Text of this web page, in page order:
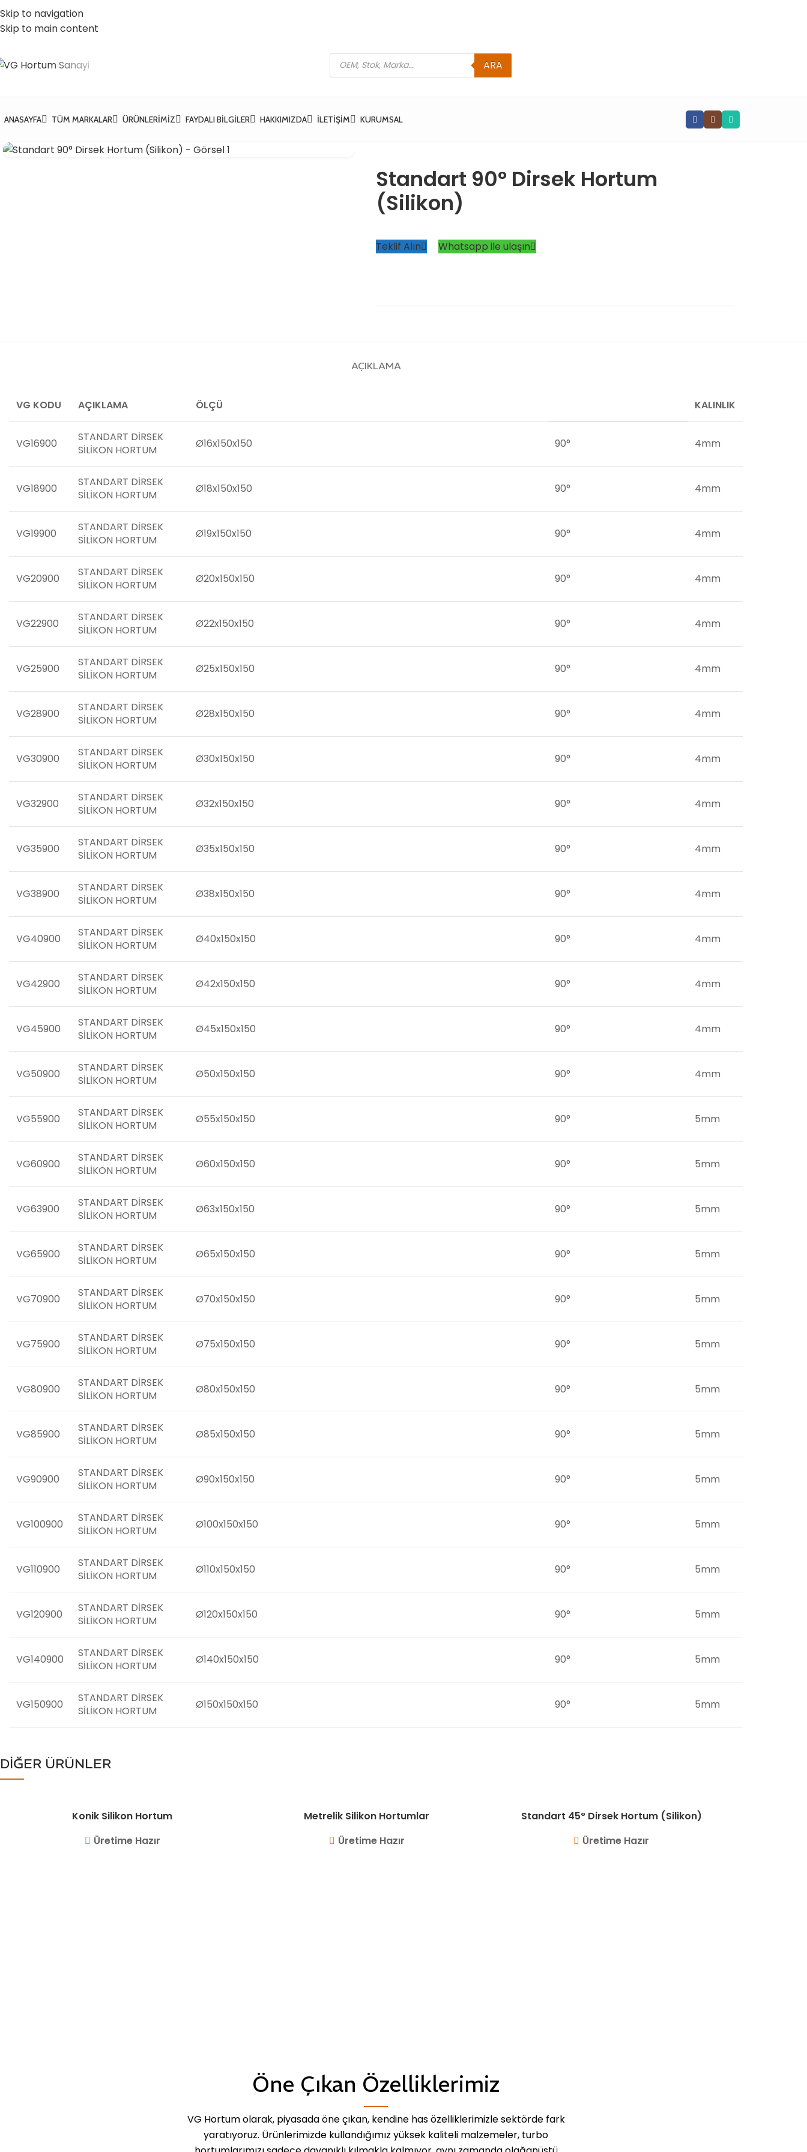
Skip to navigation
Skip to main content
Vatan Mh. Kızılcık Sk. No:37 Yıldırım / Bursa
ARA
ANASAYFA TÜM MARKALAR ÜRÜNLERIMIZ FAYDALI BILGILER HAKKIMIZDA İLETIŞIM KURUMSAL
Standart 90° Dirsek Hortum
(Silikon)
Teklif Alın Whatsapp ile ulaşın
AÇIKLAMA
VG KODU AÇIKLAMA ÖLÇÜ KALINLIK
VG16900
STANDART DİRSEK
SİLİKON HORTUM
Ø16x150x150 90° 4mm
VG18900
STANDART DİRSEK
SİLİKON HORTUM
Ø18x150x150 90° 4mm
VG19900
STANDART DİRSEK
SİLİKON HORTUM
Ø19x150x150 90° 4mm
VG20900
STANDART DİRSEK
SİLİKON HORTUM
Ø20x150x150 90° 4mm
VG22900
STANDART DİRSEK
SİLİKON HORTUM
Ø22x150x150 90° 4mm
VG25900
STANDART DİRSEK
SİLİKON HORTUM
Ø25x150x150 90° 4mm
VG28900
STANDART DİRSEK
SİLİKON HORTUM
Ø28x150x150 90° 4mm
VG30900
STANDART DİRSEK
SİLİKON HORTUM
Ø30x150x150 90° 4mm
VG32900
STANDART DİRSEK
SİLİKON HORTUM
Ø32x150x150 90° 4mm
VG35900
STANDART DİRSEK
SİLİKON HORTUM
Ø35x150x150 90° 4mm
VG38900
STANDART DİRSEK
SİLİKON HORTUM
Ø38x150x150 90° 4mm
VG40900
STANDART DİRSEK
SİLİKON HORTUM
Ø40x150x150 90° 4mm
VG42900
STANDART DİRSEK
SİLİKON HORTUM
Ø42x150x150 90° 4mm
VG45900
STANDART DİRSEK
SİLİKON HORTUM
Ø45x150x150 90° 4mm
VG50900
STANDART DİRSEK
SİLİKON HORTUM
Ø50x150x150 90° 4mm
VG55900
STANDART DİRSEK
SİLİKON HORTUM
Ø55x150x150 90° 5mm
VG60900
STANDART DİRSEK
SİLİKON HORTUM
Ø60x150x150 90° 5mm
VG63900
STANDART DİRSEK
SİLİKON HORTUM
Ø63x150x150 90° 5mm
VG65900
STANDART DİRSEK
SİLİKON HORTUM
Ø65x150x150 90° 5mm
VG70900
STANDART DİRSEK
SİLİKON HORTUM
Ø70x150x150 90° 5mm
VG75900
STANDART DİRSEK
SİLİKON HORTUM
Ø75x150x150 90° 5mm
VG80900
STANDART DİRSEK
SİLİKON HORTUM
Ø80x150x150 90° 5mm
VG85900
STANDART DİRSEK
SİLİKON HORTUM
Ø85x150x150 90° 5mm
VG90900
STANDART DİRSEK
SİLİKON HORTUM
Ø90x150x150 90° 5mm
VG100900
STANDART DİRSEK
SİLİKON HORTUM
Ø100x150x150 90° 5mm
VG110900
STANDART DİRSEK
SİLİKON HORTUM
Ø110x150x150 90° 5mm
VG120900
STANDART DİRSEK
SİLİKON HORTUM
Ø120x150x150 90° 5mm
VG140900
STANDART DİRSEK
SİLİKON HORTUM
Ø140x150x150 90° 5mm
VG150900
STANDART DİRSEK
SİLİKON HORTUM
Ø150x150x150 90° 5mm
DİĞER ÜRÜNLER
Konik Silikon Hortum
Üretime Hazır
Metrelik Silikon Hortumlar
Üretime Hazır
Standart 45° Dirsek Hortum (Silikon)
Üretime Hazır
Öne Çıkan Özelliklerimiz
VG Hortum olarak, piyasada öne çıkan, kendine has özelliklerimizle sektörde fark
yaratıyoruz. Ürünlerimizde kullandığımız yüksek kaliteli malzemeler, turbo